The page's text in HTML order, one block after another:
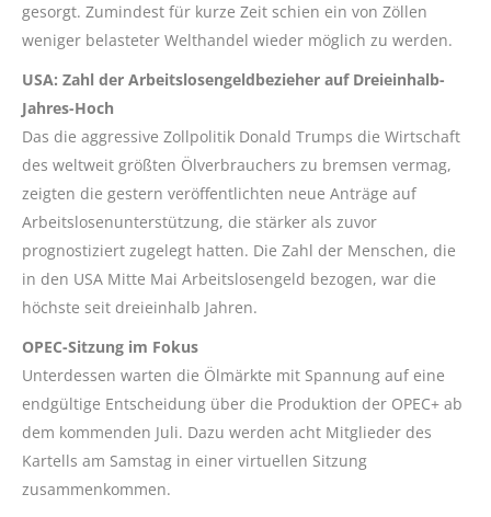
gesorgt. Zumindest für kurze Zeit schien ein von Zöllen
weniger belasteter Welthandel wieder möglich zu werden.
USA: Zahl der Arbeitslosengeldbezieher auf Dreieinhalb-
Jahres-Hoch
Das die aggressive Zollpolitik Donald Trumps die Wirtschaft
des weltweit größten Ölverbrauchers zu bremsen vermag,
zeigten die gestern veröffentlichten neue Anträge auf
Arbeitslosenunterstützung, die stärker als zuvor
prognostiziert zugelegt hatten. Die Zahl der Menschen, die
in den USA Mitte Mai Arbeitslosengeld bezogen, war die
höchste seit dreieinhalb Jahren.
OPEC-Sitzung im Fokus
Unterdessen warten die Ölmärkte mit Spannung auf eine
endgültige Entscheidung über die Produktion der OPEC+ ab
dem kommenden Juli. Dazu werden acht Mitglieder des
Kartells am Samstag in einer virtuellen Sitzung
zusammenkommen.